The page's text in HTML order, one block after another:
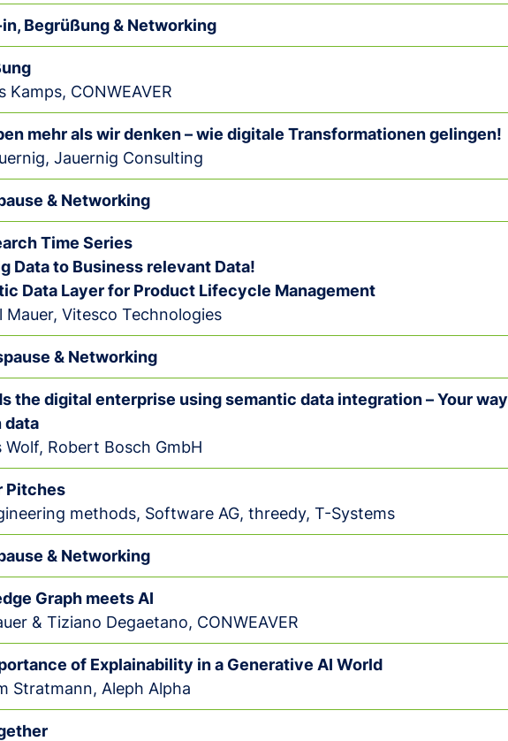
Begrüßung & Networking
Kamps, CONWEAVER
mehr als wir denken – wie digitale Transformationen gelingen!
Jauernig Consulting
& Networking
Time Series
Data to Business relevant Data!
Data Layer for Product Lifecycle Management
Mauer, Vitesco Technologies
& Networking
the digital enterprise using semantic data integration – Your
data
Wolf, Robert Bosch GmbH
Pitches
methods, Software AG, threedy, T-Systems
& Networking
Graph meets AI
& Tiziano Degaetano, CONWEAVER
of Explainability in a Generative AI World
Stratmann, Aleph Alpha